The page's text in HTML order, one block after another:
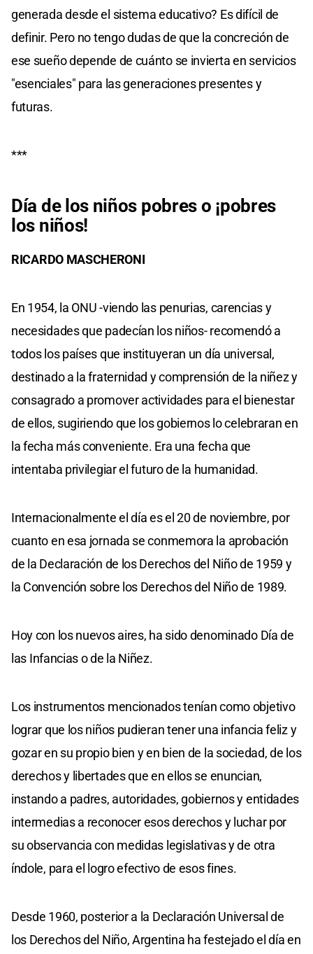
generada desde el sistema educativo? Es difícil de
definir. Pero no tengo dudas de que la concreción de
ese sueño depende de cuánto se invierta en servicios
"esenciales" para las generaciones presentes y
futuras.
***
Día de los niños pobres o ¡pobres
los niños!
RICARDO MASCHERONI
En 1954, la ONU -viendo las penurias, carencias y
necesidades que padecían los niños- recomendó a
todos los países que instituyeran un día universal,
destinado a la fraternidad y comprensión de la niñez y
consagrado a promover actividades para el bienestar
de ellos, sugiriendo que los gobiernos lo celebraran en
la fecha más conveniente. Era una fecha que
intentaba privilegiar el futuro de la humanidad.
Internacionalmente el día es el 20 de noviembre, por
cuanto en esa jornada se conmemora la aprobación
de la Declaración de los Derechos del Niño de 1959 y
la Convención sobre los Derechos del Niño de 1989.
Hoy con los nuevos aires, ha sido denominado Día de
las Infancias o de la Niñez.
Los instrumentos mencionados tenían como objetivo
lograr que los niños pudieran tener una infancia feliz y
gozar en su propio bien y en bien de la sociedad, de los
derechos y libertades que en ellos se enuncian,
instando a padres, autoridades, gobiernos y entidades
intermedias a reconocer esos derechos y luchar por
su observancia con medidas legislativas y de otra
índole, para el logro efectivo de esos fines.
Desde 1960, posterior a la Declaración Universal de
los Derechos del Niño, Argentina ha festejado el día en